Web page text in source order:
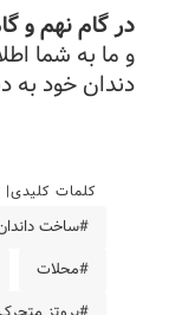
در گام نهم و
و ما به شما
دندان خود به
کلمات کلیدی
#ساخت
#محلات